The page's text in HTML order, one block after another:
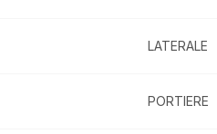
LATERALE
PORTIERE